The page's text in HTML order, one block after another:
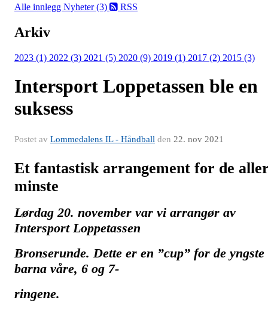
Alle innlegg Nyheter (3) RSS
Arkiv
2023 (1) 2022 (3) 2021 (5) 2020 (9) 2019 (1) 2017 (2) 2015 (3)
Intersport Loppetassen ble en
suksess
Postet av Lommedalens IL - Håndball den 22. nov 2021
Et fantastisk arrangement for de
minste
Lørdag 20. november var vi arrangør av
Intersport Loppetassen
Bronserunde. Dette er en ”cup” for de yngste
barna våre, 6 og 7-
ringene.